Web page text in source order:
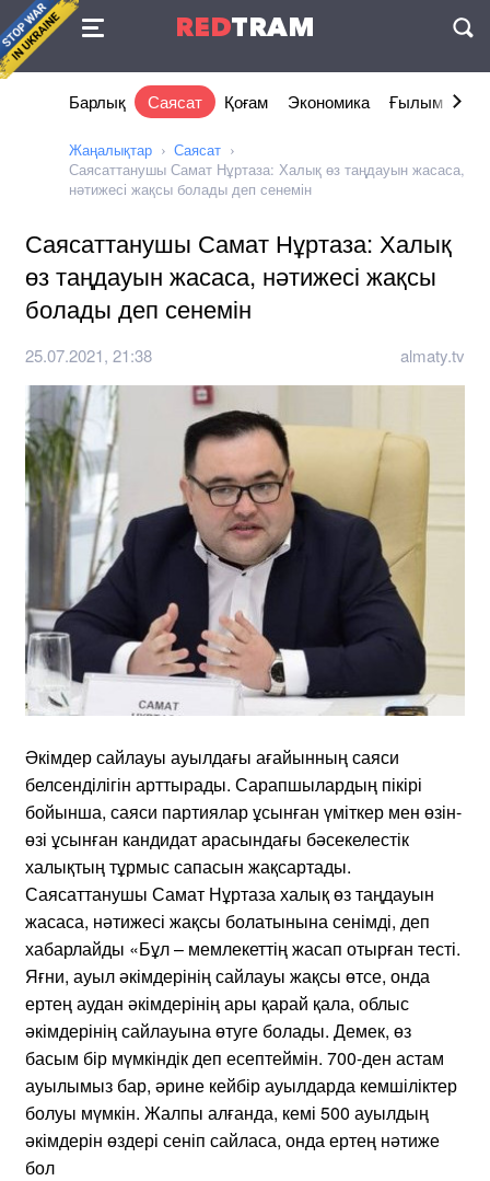
REDTRAM
Келісімі
Барлық Саясат Қоғам Экономика Ғылым және
Жаңалықтар
Саясат
Саясаттанушы Самат Нұртаза: Халық өз таңдауын жасаса,
нәтижесі жақсы болады деп сенемін
Саясаттанушы Самат Нұртаза: Халық
өз таңдауын жасаса, нәтижесі жақсы
болады деп сенемін
25.07.2021, 21:38 almaty.tv
Әкімдер сайлауы ауылдағы ағайынның саяси
белсенділігін арттырады. Сарапшылардың пікірі
бойынша, саяси партиялар ұсынған үміткер мен өзін-
өзі ұсынған кандидат арасындағы бәсекелестік
халықтың тұрмыс сапасын жақсартады.
Саясаттанушы Самат Нұртаза халық өз таңдауын
жасаса, нәтижесі жақсы болатынына сенімді, деп
хабарлайды «Бұл – мемлекеттің жасап отырған тесті.
Яғни, ауыл әкімдерінің сайлауы жақсы өтсе, онда
ертең аудан әкімдерінің ары қарай қала, облыс
әкімдерінің сайлауына өтуге болады. Демек, өз
басым бір мүмкіндік деп есептеймін. 700-ден астам
ауылымыз бар, әрине кейбір ауылдарда кемшіліктер
болуы мүмкін. Жалпы алғанда, кемі 500 ауылдың
әкімдерін өздері сеніп сайласа, онда ертең нәтиже
бол